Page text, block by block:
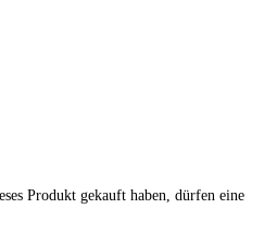
Produkt gekauft haben, dürfen eine